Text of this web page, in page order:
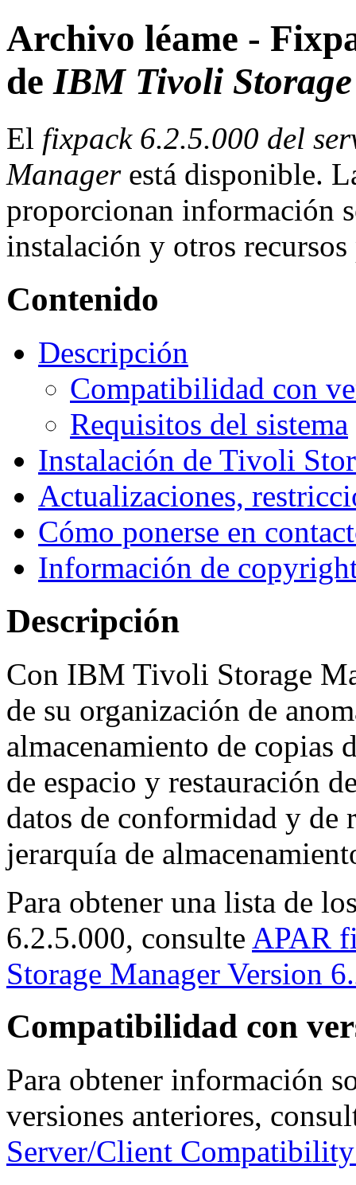
Archivo léame -
deIBM Tivoli
El fixpack 6.2.5.000 del
Managerestá disponible.
proporcionan información
instalación y otros
Contenido
Descripción
Compatibilidad con
Requisitos del sistema
Instalación de Tivoli
Actualizaciones,
Cómo ponerse en
Información de
Descripción
Con IBM Tivoli Storage
de su organización de
almacenamiento de copias
de espacio y restauración
datos de conformidad y de
jerarquía de
Para obtener una lista de
6.2.5.000, consulte APAR
Storage Manager Version
Compatibilidad con
Para obtener información
versiones anteriores,
Server/Client